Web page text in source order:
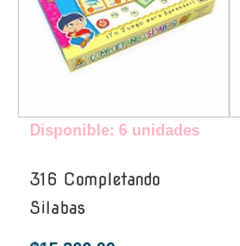
Disponible: 6 unidades
316 Completando
Silabas